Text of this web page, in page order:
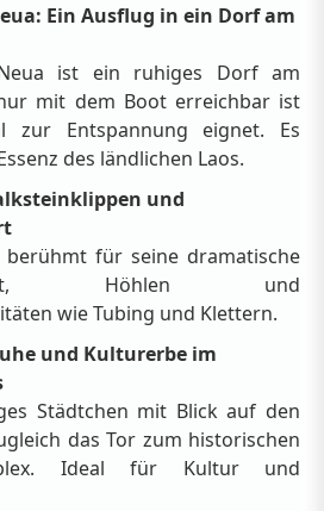
Ein Ausflug in ein Dorf am
ist ein ruhiges Dorf am
mit dem Boot erreichbar ist
zur Entspannung eignet. Es
des ländlichen Laos.
und
für seine dramatische
Höhlen und
wie Tubing und Klettern.
und Kulturerbe im
Städtchen mit Blick auf den
das Tor zum historischen
Ideal für Kultur und